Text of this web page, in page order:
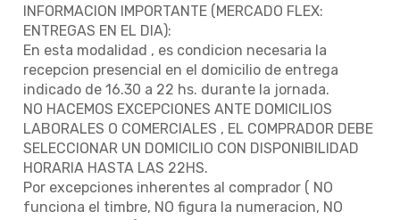
INFORMACION IMPORTANTE (MERCADO FLEX:
ENTREGAS EN EL DIA):
En esta modalidad , es condicion necesaria la
recepcion presencial en el domicilio de entrega
indicado de 16.30 a 22 hs. durante la jornada.
NO HACEMOS EXCEPCIONES ANTE DOMICILIOS
LABORALES O COMERCIALES , EL COMPRADOR DEBE
SELECCIONAR UN DOMICILIO CON DISPONIBILIDAD
HORARIA HASTA LAS 22HS.
Por excepciones inherentes al comprador ( NO
funciona el timbre, NO figura la numeracion, NO